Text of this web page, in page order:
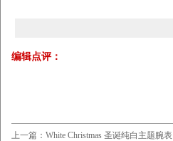
编辑点评：
上一篇：White Christmas 圣诞纯白主题腕表